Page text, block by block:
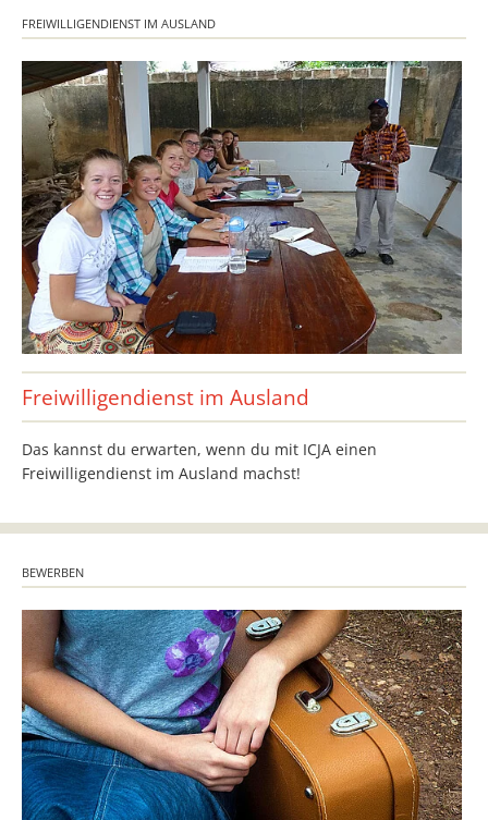
FREIWILLIGENDIENST IM AUSLAND
Freiwilligendienst im Ausland
Das kannst du erwarten, wenn du mit ICJA einen
Freiwilligendienst im Ausland machst!
BEWERBEN